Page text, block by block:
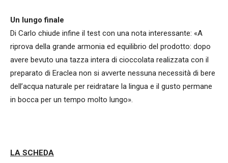
Un lungo finale
Di Carlo chiude infine il test con una nota interessante: «A
riprova della grande armonia ed equilibrio del prodotto: dopo
avere bevuto una tazza intera di cioccolata realizzata con il
preparato di Eraclea non si avverte nessuna necessità di bere
dell’acqua naturale per reidratare la lingua e il gusto permane
in bocca per un tempo molto lungo».
LA SCHEDA